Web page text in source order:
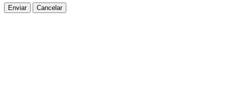
Enviar Cancelar